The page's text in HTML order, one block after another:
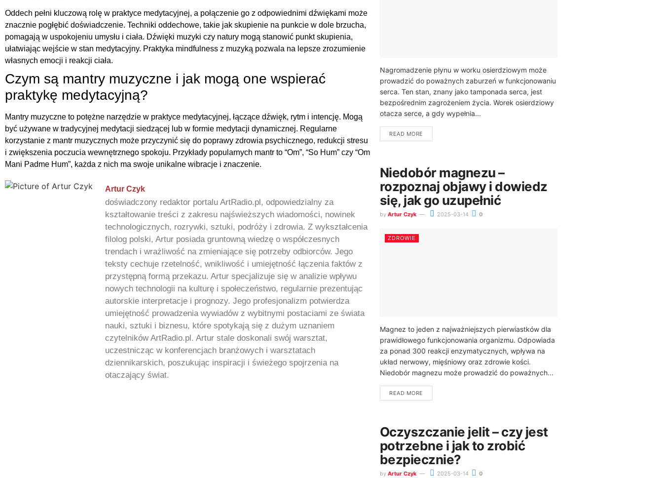
Oddech pełni kluczową rolę w praktyce medytacyjnej, a połączenie go z odpowiednimi dźwiękami może
znacznie pogłębić doświadczenie. Techniki oddechowe, takie jak skupienie na punkcie w dole brzucha,
pomagają w uspokojeniu umysłu i ciała. Dźwięki muzyki czy natury mogą stanowić punkt skupienia,
ułatwiając wejście w stan medytacyjny. Praktyka mindfulness z muzyką pozwala na lepsze zrozumienie
własnych emocji i reakcji ciała.
Czym są mantry muzyczne i jak mogą one wspierać
praktykę medytacyjną?
Mantry muzyczne to potężne narzędzie w praktyce medytacyjnej, łączące dźwięk, rytm i intencję. Mogą
być używane w tradycyjnej medytacji siedzącej lub w formie medytacji dynamicznej. Regularne
korzystanie z mantr muzycznych może przyczynić się do poprawy zdrowia psychicznego, redukcji stresu
i zwiększenia poczucia wewnętrznego spokoju. Przykłady popularnych mantr to “Om”, “So Hum” czy “Om
Mani Padme Hum”, każda z nich ma swoje unikalne wibracje i znaczenie.
Artur Czyk
doświadczony redaktor portalu ArtRadio.pl, odpowiedzialny za
kształtowanie treści z zakresu najświeższych wiadomości, nowinek
technologicznych, rozrywki, sztuki, podróży i zdrowia. Z wykształcenia
filolog polski, Artur posiada gruntowną wiedzę o współczesnych
trendach i wrażliwość na zmieniające się potrzeby odbiorców. Jego
teksty cechuje rzetelność, wnikliwość i umiejętność łączenia faktów z
przystępną formą przekazu. Artur specjalizuje się w analizie wpływu
nowych technologii na kulturę i społeczeństwo, regularnie prezentując
autorskie interpretacje i prognozy. Jego profesjonalizm potwierdza
umiejętność prowadzenia wywiadów z wybitnymi postaciami ze świata
nauki, sztuki i biznesu, które spotykają się z dużym uznaniem
czytelników ArtRadio.pl. Artur stale doskonali swój warsztat,
uczestnicząc w konferencjach branżowych i warsztatach
dziennikarskich, poszukując inspiracji i świeżego spojrzenia na
otaczający świat.
Nagromadzenie płynu w worku osierdziowym może
prowadzić do poważnych zaburzeń w funkcjonowaniu
serca. Ten stan, znany jako tamponada serca, jest
bezpośrednim zagrożeniem życia. Worek osierdziowy
otacza serce, a gdy wypełnia...
READ MORE
Niedobór magnezu –
rozpoznaj objawy i dowiedz
się, jak go uzupełnić
by Artur Czyk 2025-03-14 0
ZDROWIE
Magnez to jeden z najważniejszych pierwiastków dla
prawidłowego funkcjonowania organizmu. Odpowiada
za ponad 300 reakcji enzymatycznych, wpływa na
układ nerwowy, mięśniowy oraz zdrowie kości.
Niedobór magnezu może prowadzić do poważnych...
READ MORE
Oczyszczanie jelit – czy jest
potrzebne i jak to zrobić
bezpiecznie?
by Artur Czyk 2025-03-14 0